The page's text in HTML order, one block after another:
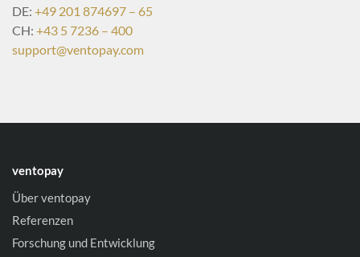
DE: +49 201 874697 – 65
CH: +43 5 7236 – 400
support@ventopay.com
ventopay
Über ventopay
Referenzen
Forschung und Entwicklung